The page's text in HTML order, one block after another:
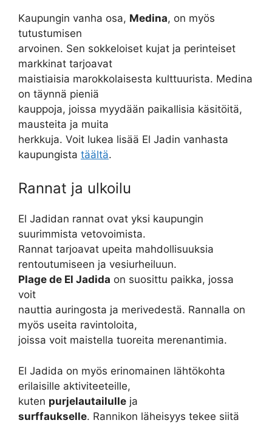
Kaupungin vanha osa, Medina, on myös
tutustumisen
arvoinen. Sen sokkeloiset kujat ja perinteiset
markkinat tarjoavat
maistiaisia marokkolaisesta kulttuurista. Medina
on täynnä pieniä
kauppoja, joissa myydään paikallisia käsitöitä,
mausteita ja muita
herkkuja. Voit lukea lisää El Jadin vanhasta
kaupungista täältä.
Rannat ja ulkoilu
El Jadidan rannat ovat yksi kaupungin
suurimmista vetovoimista.
Rannat tarjoavat upeita mahdollisuuksia
rentoutumiseen ja vesiurheiluun.
Plage de El Jadida on suosittu paikka, jossa
voit
nauttia auringosta ja merivedestä. Rannalla on
myös useita ravintoloita,
joissa voit maistella tuoreita merenantimia.
El Jadida on myös erinomainen lähtökohta
erilaisille aktiviteeteille,
kuten purjelautailulle ja
surffaukselle. Rannikon läheisyys tekee siitä